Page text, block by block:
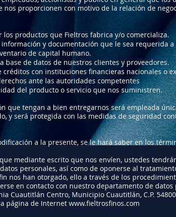
nos proporcionen con motivo de la relación de
los productos que Fieltros fabrica y/o comercializa.
y documentación que le sea requerida
de capital humano.
base de datos de nuestros clientes y proveedores.
créditos con instituciones financieras nacionales o
ante las autoridades competentes
del producto o servicio que nos suministren.
que tengan a bien entregarnos será empleada
y será protegida con las medidas de seguridad
a la presente, se le hará saber en los
mediante escrito que nos envíen, ustedes
personales, así como de oponerse al
nos han otorgado, ello a través de los
en contacto con nuestro departamento de
Cuautitlán Centro, Municipio Cuautitlán, C.P.
página de Internet www.fieltrosfinos.com